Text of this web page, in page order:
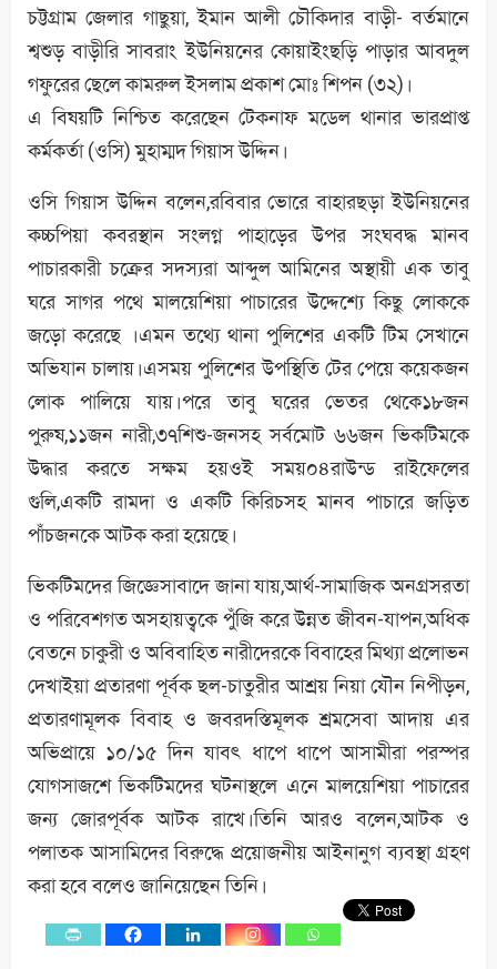
চট্টগ্রাম জেলার গাছুয়া, ইমান আলী চৌকিদার বাড়ী- বর্তমানে
শ্বশুড় বাড়ীরি সাবরাং ইউনিয়নের কোয়াইংছড়ি পাড়ার আবদুল
গফুরের ছেলে কামরুল ইসলাম প্রকাশ মোঃ শিপন (৩২)।
এ বিষয়টি নিশ্চিত করেছেন টেকনাফ মডেল থানার ভারপ্রাপ্ত
কর্মকর্তা (ওসি) মুহাম্মদ গিয়াস উদ্দিন।
ওসি গিয়াস উদ্দিন বলেন,রবিবার ভোরে বাহারছড়া ইউনিয়নের
কচ্চপিয়া কবরস্থান সংলগ্ন পাহাড়ের উপর সংঘবদ্ধ মানব
পাচারকারী চক্রের সদস্যরা আব্দুল আমিনের অস্থায়ী এক তাবু
ঘরে সাগর পথে মালয়েশিয়া পাচারের উদ্দেশ্যে কিছু লোককে
জড়ো করেছে ।এমন তথ্যে থানা পুলিশের একটি টিম সেখানে
অভিযান চালায়।এসময় পুলিশের উপস্থিতি টের পেয়ে কয়েকজন
লোক পালিয়ে যায়।পরে তাবু ঘরের ভেতর থেকে১৮জন
পুরুষ,১১জন নারী,৩৭শিশু-জনসহ সর্বমোট ৬৬জন ভিকটিমকে
উদ্ধার করতে সক্ষম হয়ওই সময়০৪রাউন্ড রাইফেলের
গুলি,একটি রামদা ও একটি কিরিচসহ মানব পাচারে জড়িত
পাঁচজনকে আটক করা হয়েছে।
ভিকটিমদের জিজ্ঞেসাবাদে জানা যায়,আর্থ-সামাজিক অনগ্রসরতা
ও পরিবেশগত অসহায়ত্বকে পুঁজি করে উন্নত জীবন-যাপন,অধিক
বেতনে চাকুরী ও অবিবাহিত নারীদেরকে বিবাহের মিথ্যা প্রলোভন
দেখাইয়া প্রতারণা পূর্বক ছল-চাতুরীর আশ্রয় নিয়া যৌন নিপীড়ন,
প্রতারণামূলক বিবাহ ও জবরদস্তিমূলক শ্রমসেবা আদায় এর
অভিপ্রায়ে ১০/১৫ দিন যাবৎ ধাপে ধাপে আসামীরা পরস্পর
যোগসাজশে ভিকটিমদের ঘটনাস্থলে এনে মালয়েশিয়া পাচারের
জন্য জোরপূর্বক আটক রাখে।তিনি আরও বলেন,আটক ও
পলাতক আসামিদের বিরুদ্ধে প্রয়োজনীয় আইনানুগ ব্যবস্থা গ্রহণ
করা হবে বলেও জানিয়েছেন তিনি।